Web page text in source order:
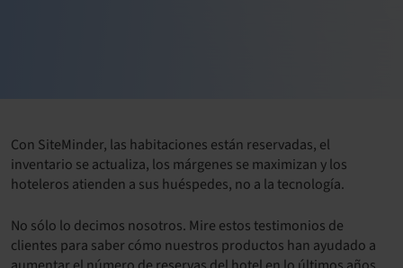
Con SiteMinder, las habitaciones están reservadas, el
inventario se actualiza, los márgenes se maximizan y los
hoteleros atienden a sus huéspedes, no a la tecnología.
No sólo lo decimos nosotros. Mire estos testimonios de
clientes para saber cómo nuestros productos han ayudado a